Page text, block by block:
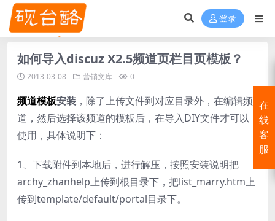
登录
如何导入discuz X2.5频道页栏目页模板？
2013-03-08 营销文库 0
频道模板安装 ，除了上传文件到对应目录外，在编辑频
道，然后选择该频道的模板后，在导入DIY文件才可以
使用，具体说明下：
1、下载附件到本地后，进行解压，按照安装说明把
archy_zhanhelp上传到根目录下，把list_marry.htm上
传到template/default/portal目录下。
在
线
客
服